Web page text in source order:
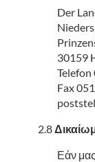
Der
30159
Fax
Εάν